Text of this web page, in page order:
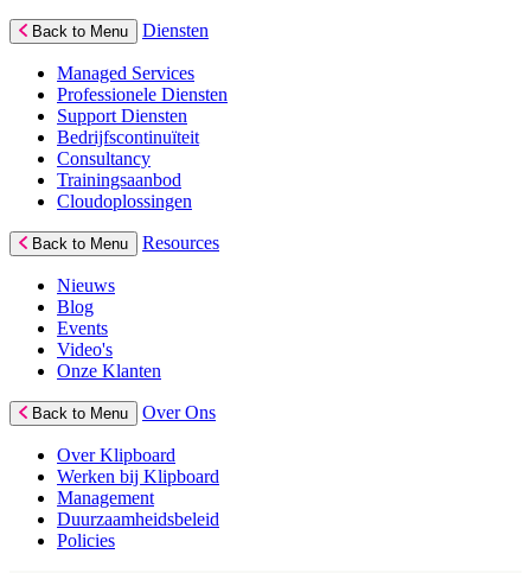
Back to Menu Diensten
Managed Services
Professionele Diensten
Support Diensten
Bedrijfscontinuïteit
Consultancy
Trainingsaanbod
Cloudoplossingen
Back to Menu Resources
Nieuws
Blog
Events
Video's
Onze Klanten
Back to Menu Over Ons
Over Klipboard
Werken bij Klipboard
Management
Duurzaamheidsbeleid
Policies